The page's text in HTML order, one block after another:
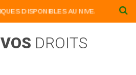
AU NIVEAU DU MENU
DROITS